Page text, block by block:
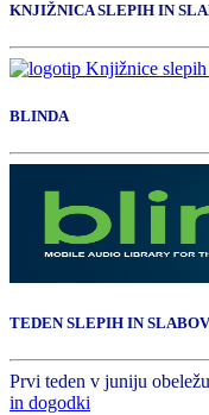
KNJIŽNICA SLEPIH IN
BLINDA
TEDEN SLEPIH IN
Prvi teden v juniju
in dogodki